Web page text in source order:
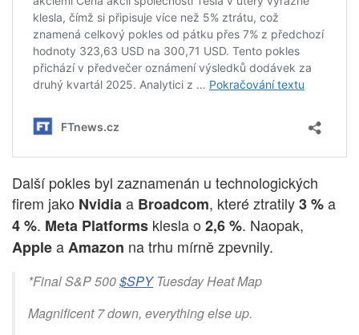
Další pokles byl zaznamenán u technologických
firem jako Nvidiaa Broadcom, které ztratily3 %a
4 %. Meta Platforms klesla o 2,6 %. Naopak,
AppleaAmazon na trhu mírně zpevnily.
*Final S&P 500$SPYTuesday Heat Map
Magnificent 7 down, everything else up.